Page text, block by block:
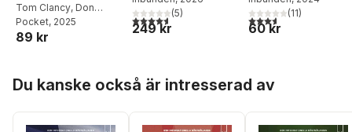
Tom Clancy, Don
Bentley
Pocket, 2025
89 kr
4,6utav 5 stjärnor. Totalt antal röster:
(5)
249 kr
3,6utav 5 stjärnor.
(11)
60 kr
Du kanske också är intresserad av